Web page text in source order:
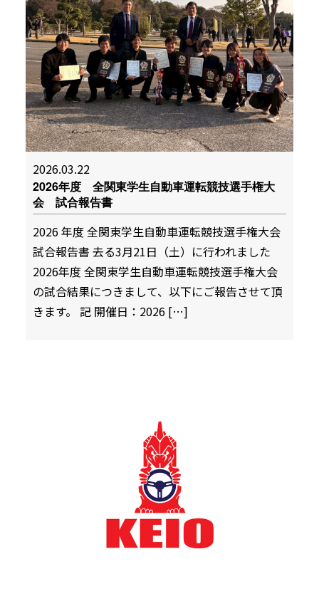
2026.03.22
2026年度 全関東学生自動車運転競技選手権大
会 試合報告書
2026 年度 全関東学生自動車運転競技選手権大会
試合報告書 去る3月21日（土）に行われました
2026年度 全関東学生自動車運転競技選手権大会
の試合結果につきまして、以下にご報告させて頂
きます。 記 開催日：2026 […]